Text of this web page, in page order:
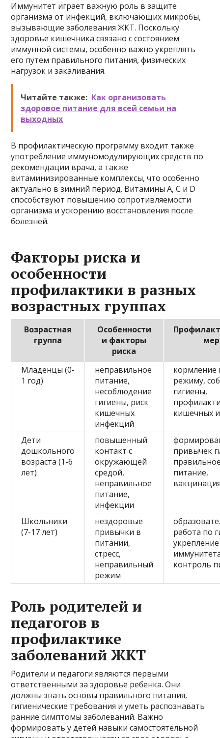
Иммунитет играет важную роль в защите
организма от инфекций, включающих микробы,
вызывающие заболевания ЖКТ. Поскольку
здоровье кишечника связано с состоянием
иммунной системы, особенно важно укреплять
его путем правильного питания, физических
нагрузок и закаливания.
Читайте также: Как организовать
здоровое питание для всей семьи на
выходных
В профилактическую программу входит также
употребление иммуномодулирующих средств по
рекомендации врача, а также
витаминизированные комплексы, что особенно
актуально в зимний период. Витамины A, C и D
способствуют повышению сопротивляемости
организма и ускорению восстановления после
болезней.
Факторы риска и
особенности
профилактики в разных
возрастных группах
Возрастная
группа
Особенности
и факторы
риска
Младенцы (0-
1 год)
неправильное
питание,
несоблюдение
гигиены, риск
кишечных
инфекций
кормление
режиму,
гигиены,
кишечных
Дети
дошкольного
возраста (1-6
лет)
повышенный
контакт с
окружающей
средой,
неправильное
питание,
инфекции
привычек
питание,
Школьники
(7-17 лет)
нездоровые
привычки в
питании,
стресс,
неправильный
режим
работа по
укрепление
контроль
Роль родителей и
педагогов в
профилактике
заболеваний ЖКТ
Родители и педагоги являются первыми
ответственными за здоровье ребенка. Они
должны знать основы правильного питания,
гигиенические требования и уметь распознавать
ранние симптомы заболеваний. Важно
формировать у детей навыки самостоятельной